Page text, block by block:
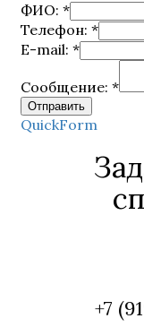
ФИО: *
Телефон: *
E-mail: *
Сообщение: *
QuickForm
+7